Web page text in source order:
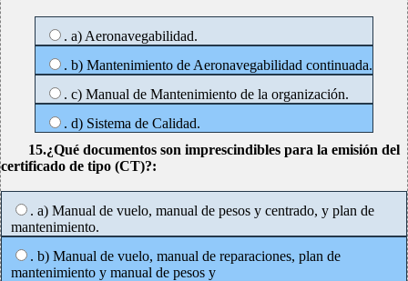
. a) Aeronavegabilidad.
. b) Mantenimiento de Aeronavegabilidad continuada.
. c) Manual de Mantenimiento de la organización.
. d) Sistema de Calidad.
15.¿Qué documentos son imprescindibles para la emisión del
certificado de tipo (CT)?:
. a) Manual de vuelo, manual de pesos y centrado, y plan de
mantenimiento.
. b) Manual de vuelo, manual de reparaciones, plan de
mantenimiento y manual de pesos y